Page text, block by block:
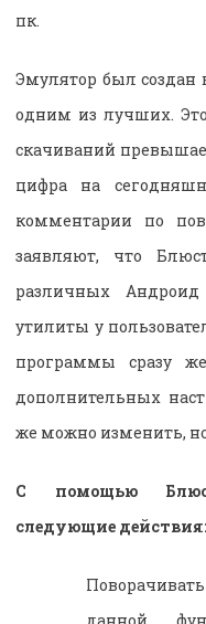
пк.
Эмулятор был создан
одним из лучших.
скачиваний
цифра на
комментарии по
заявляют, что
различных
утилиты у
программы сразу
дополнительных
же можно изменить, но
С помощью
следующие действия: